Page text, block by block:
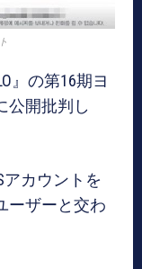
』の第16期ヨ
公開批判し
アカウントを
ーザーと交わ